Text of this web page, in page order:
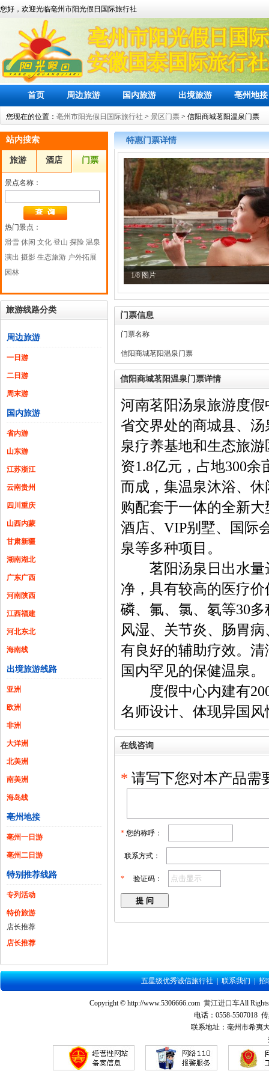
您好，欢迎光临亳州市阳光假日国际旅行社
首页 周边旅游 国内旅游 出境旅游 亳州地接
您现在的位置： 亳州市阳光假日国际旅行社 > 景区门票 > 信阳商城茗阳温泉门票
站内搜索
旅游 酒店 门票
景点名称：
热门景点：
滑雪 休闲 文化 登山 探险 温泉
演出 摄影 生态旅游 户外拓展
园林
旅游线路分类
周边旅游
一日游
二日游
周末游
国内旅游
省内游
山东游
江苏浙江
云南贵州
四川重庆
山西内蒙
甘肃新疆
湖南湖北
广东广西
河南陕西
江西福建
河北东北
海南线
出境旅游线路
亚洲
欧洲
非洲
大洋洲
北美洲
南美洲
海岛线
亳州地接
亳州一日游
亳州二日游
特别推荐线路
专列活动
特价旅游
店长推荐
店长推荐
特惠门票详情
1/8 图片
门票信息
门票名称
信阳商城茗阳温泉门票
信阳商城茗阳温泉门票详情
河南茗阳汤泉旅游度
省交界处的商城县、
泉疗养基地和生态旅
资1.8亿元，占地300
而成，集温泉沐浴、
购配套于一体的全新
酒店、VIP别墅、国际
泉等多种项目。
茗阳汤泉日出水量
净，具有较高的医疗
磷、氟、氯、氡等30
风湿、关节炎、肠胃
有良好的辅助疗效。
国内罕见的保健温泉。
度假中心内建有200
名师设计、体现异国风
在线咨询
* 请写下您对本产品需
* 您的称呼：
联系方式：
* 验证码：
五星级优秀诚信旅行社|联系我们|招
Copyright © http://www.5306666.com 黄江进口车All
电话：0558-5507018
联系地址：亳州市希夷